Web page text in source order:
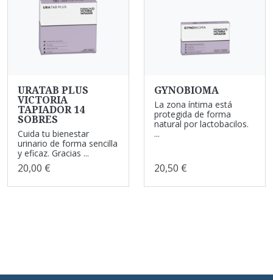
URATAB PLUS
VICTORIA
TAPIADOR 14
SOBRES
Cuida tu bienestar
urinario de forma sencilla
y eficaz. Gracias ...
20,00 €
GYNOBIOMA
La zona íntima está
protegida de forma
natural por lactobacilos.
...
20,50 €